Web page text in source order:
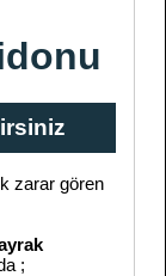
zarar gören
;